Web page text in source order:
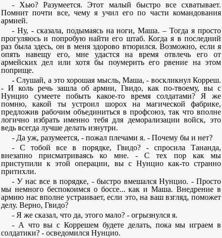
- Хью? Разумеется. Этот малый быстро все схватывает.
Помнит почти все, чему я учил его по части командования
армией.
- Ну, - сказала, подымаясь на ноги, Маша. – Тогда я просто
прогуляюсь и попробую найти его штаб. Когда я в последний
раз была здесь, он в меня здорово втюрился. Возможно, если я
опять навещу его, мне удастся на время отвлечь его от
армейских дел или хотя бы поумерить его рвение на этом
поприще.
- Слушай, а это хорошая мысль, Маша, - воскликнул Корреш.
- И коль речь зашла об армии, Гвидо, как по-твоему, вы с
Нунцио сумеете побыть какое-то время солдатами? Я же
помню, какой ты устроил шорох на магической фабрике,
предложив рабочим объединиться в профсоюз, так что вполне
логично избрать именно тебя для деморализации войск, это
ведь всегда лучше делать изнутри.
- Да уж, разумеется, - пожал плечами я. - Почему бы и нет?
- С тобой все в порядке, Гвидо? - спросила Тананда,
внезапно присматриваясь ко мне. - С тех пор как мы
приступили к этой операции, вы с Нунцио как-то странно
притихли.
- У нас все в порядке, - быстро вмешался Нунцио. - Просто
мы немного беспокоимся о боссе... как и Маша. Внедрение в
армию нас вполне устраивает, если это, на ваш взгляд, поможет
делу. Верно, Гвидо?
- Я же сказал, что да, этого мало? - огрызнулся я.
- А что вы с Коррешем будете делать, пока мы играем в
солдатики? - осведомился Нунцио.